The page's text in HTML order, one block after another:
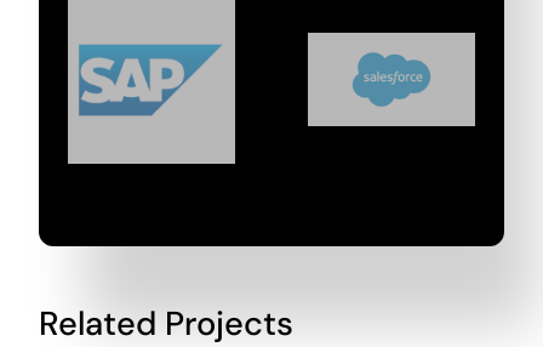
Related Projects